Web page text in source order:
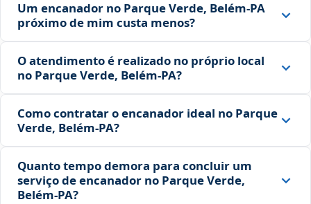
Um encanador no Parque Verde, Belém‑PA
próximo de mim custa menos?
O atendimento é realizado no próprio local
no Parque Verde, Belém‑PA?
Como contratar o encanador ideal no Parque
Verde, Belém‑PA?
Quanto tempo demora para concluir um
serviço de encanador no Parque Verde,
Belém‑PA?